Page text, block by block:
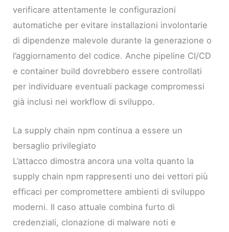
verificare attentamente le configurazioni
automatiche per evitare installazioni involontarie
di dipendenze malevole durante la generazione o
l’aggiornamento del codice. Anche pipeline CI/CD
e container build dovrebbero essere controllati
per individuare eventuali package compromessi
già inclusi nei workflow di sviluppo.
La supply chain npm continua a essere un
bersaglio privilegiato
L’attacco dimostra ancora una volta quanto la
supply chain npm rappresenti uno dei vettori più
efficaci per compromettere ambienti di sviluppo
moderni. Il caso attuale combina furto di
credenziali, clonazione di malware noti e